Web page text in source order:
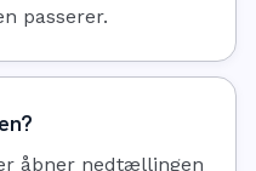
passerer.
åbner nedtællingen